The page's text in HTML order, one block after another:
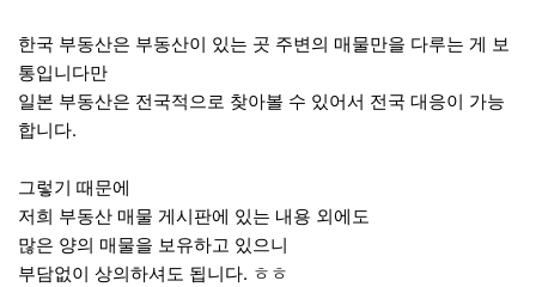
한국 부동산은 부동산이 있는 곳 주변의 매물만을 다루는 게 보
통입니다만
일본 부동산은 전국적으로 찾아볼 수 있어서 전국 대응이 가능
합니다.
그렇기 때문에
저희 부동산 매물 게시판에 있는 내용 외에도
많은 양의 매물을 보유하고 있으니
부담없이 상의하셔도 됩니다. ㅎㅎ